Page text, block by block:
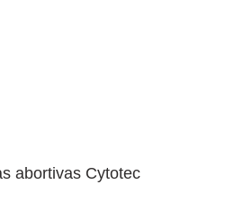
abortivas Cytotec